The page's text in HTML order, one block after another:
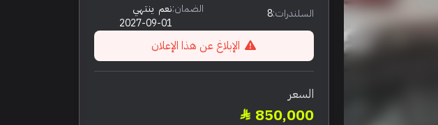
السلندرات:8 الضمان:نعم ينتهي
2027-09-01
الإبلاغ عن هذا الإعلان
السعر
850,000